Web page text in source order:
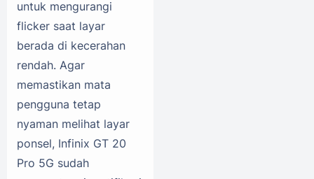
untuk mengurangi
flicker saat layar
berada di kecerahan
rendah. Agar
memastikan mata
pengguna tetap
nyaman melihat layar
ponsel, Infinix GT 20
Pro 5G sudah